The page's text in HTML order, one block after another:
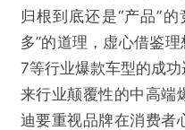
归根到底还是“产品”
多”的道理，虚心借鉴
7等行业爆款车型的成
来行业颠覆性的中高端
迪要重视品牌在消费者